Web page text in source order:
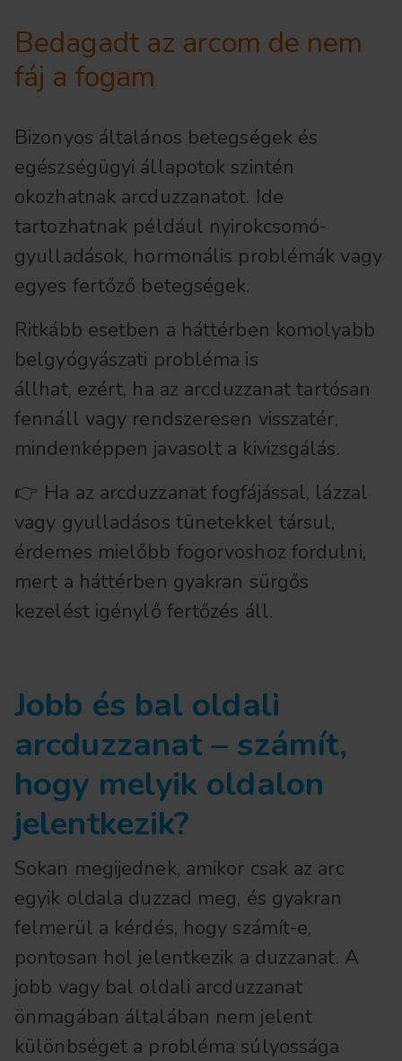
Bedagadt az arcom de nem
fáj a fogam
Bizonyos általános betegségek és
egészségügyi állapotok szintén
okozhatnak arcduzzanatot. Ide
tartozhatnak például nyirokcsomó-
gyulladások, hormonális problémák vagy
egyes fertőző betegségek.
Ritkább esetben a háttérben komolyabb
belgyógyászati probléma is
állhat, ezért, ha az arcduzzanat tartósan
fennáll vagy rendszeresen visszatér,
mindenképpen javasolt a kivizsgálás.
👉 Ha az arcduzzanat fogfájással, lázzal
vagy gyulladásos tünetekkel társul,
érdemes mielőbb fogorvoshoz fordulni,
mert a háttérben gyakran sürgős
kezelést igénylő fertőzés áll.
Jobb és bal oldali
arcduzzanat – számít,
hogy melyik oldalon
jelentkezik?
Sokan megijednek, amikor csak az arc
egyik oldala duzzad meg, és gyakran
felmerül a kérdés, hogy számít-e,
pontosan hol jelentkezik a duzzanat. A
jobb vagy bal oldali arcduzzanat
önmagában általában nem jelent
különbséget a probléma súlyossága